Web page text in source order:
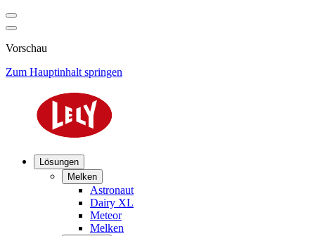
Vorschau
Zum Hauptinhalt springen
Lösungen
Melken
Astronaut
Dairy XL
Meteor
Melken